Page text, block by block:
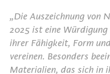
„Die Auszeichnung von
2025 ist eine Würdigung
ihrer Fähigkeit, Form
vereinen. Besonders
Materialien, das sich in